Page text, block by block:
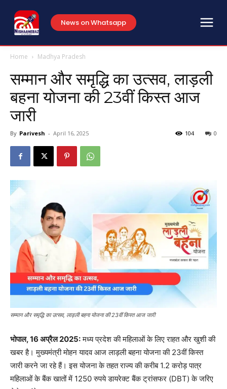
News on Whatsapp
Home Madhya Pradesh
सम्मान और समृद्धि का उत्सव, लाड़ली
बहना योजना की 23वीं किस्त आज
जारी
By Parivesh - April 16, 2025 0
104
सम्मान और समृद्धि का उत्सव, लाड़ली बहना योजना की 23वीं किस्त आज जारी
भोपाल, 16 अप्रैल 2025:मध्य प्रदेश की महिलाओं के लिए राहत और खुशी की
खबर है। मुख्यमंत्री मोहन यादव आज लाड़ली बहना योजना की 23वीं किस्त
जारी करने जा रहे हैं। इस योजना के तहत राज्य की करीब 1.2 करोड़ पात्र
महिलाओं के बैंक खातों में 1250 रुपये डायरेक्ट बैंक ट्रांसफर (DBT) के जरिए